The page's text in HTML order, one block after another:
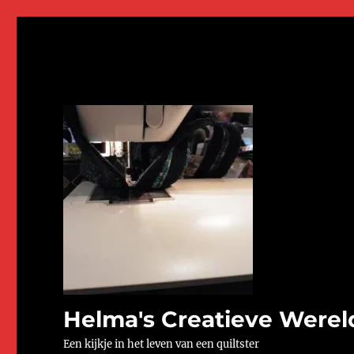
Helma's Creatieve
Een kijkje in het leven van een quiltster